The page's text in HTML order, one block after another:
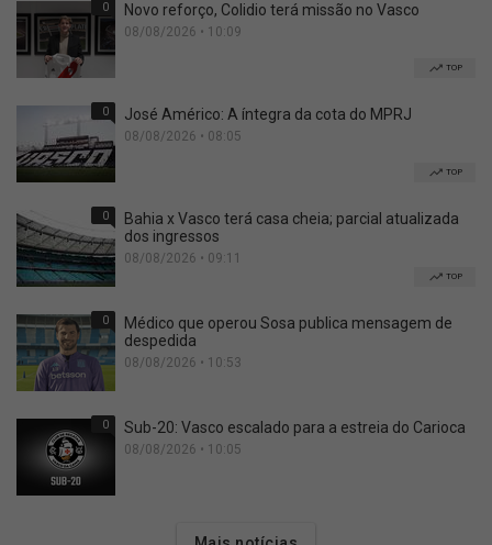
0 Novo reforço, Colidio terá missão no Vasco
08/08/2026 • 10:09
TOP
0 José Américo: A íntegra da cota do MPRJ
08/08/2026 • 08:05
TOP
0
Bahia x Vasco terá casa cheia; parcial atualizada
dos ingressos
08/08/2026 • 09:11
TOP
0
Médico que operou Sosa publica mensagem de
despedida
08/08/2026 • 10:53
0 Sub-20: Vasco escalado para a estreia do Carioca
08/08/2026 • 10:05